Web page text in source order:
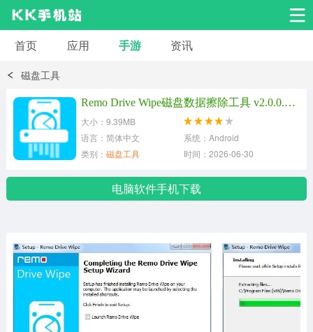
安卓应用
小说漫画
金融理财 新闻资讯 游戏辅助
安卓其它
首页 应用 手游 资讯
磁盘工具
Remo Drive Wipe磁盘数据擦除工具 v2.0.0.29官方版
大小：9.39MB
语言：简体中文
系统：Android
类别： 磁盘工具 时间：2026-06-30
电脑软件手机下载